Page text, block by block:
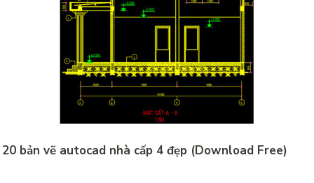
bản vẽ autocad nhà cấp 4 đẹp (Download Free)